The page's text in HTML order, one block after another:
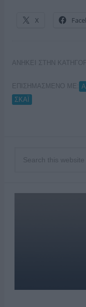
X
ΑΝΗΚΕΙ ΣΤΗΝ
ΕΠΙΣΗΜΑΣΜΕΝΟ ΜΕ:
ΣΚΑΪ